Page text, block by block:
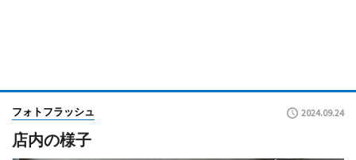
フォトフラッシュ 2024.09.24
店内の様子